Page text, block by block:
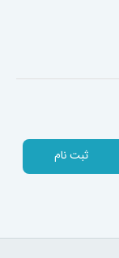
ثبت نام